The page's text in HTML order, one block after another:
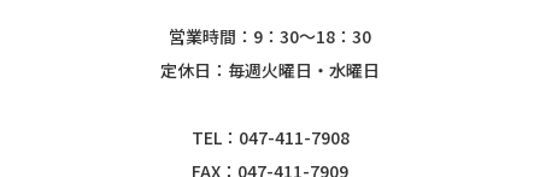
営業時間：9：30～18：30
定休日：毎週火曜日・水曜日
TEL：047-411-7908
FAX：047-411-7909